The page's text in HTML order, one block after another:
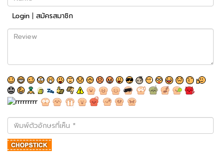
Login | สมัครสมาชิก
Review
พิมพ์
ตัว
อักษร
ที่